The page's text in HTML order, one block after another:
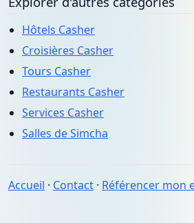
Hôtels Casher
Croisières Casher
Tours Casher
Restaurants Casher
Services Casher
Salles de Simcha
Accueil · Contact · Référencer mon